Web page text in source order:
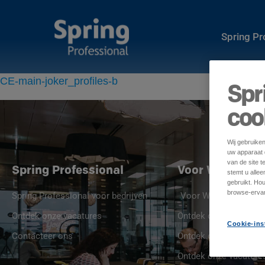
Spring
CE-main-joker_profiles-b
Spring Professional
Spring Professional voor bedrijven
Ontdek onze vacatures
Contacteer ons
Voor
Voor Werkgevers
Ontdek onze
Ontdek onze Spring
Ontdek onze
Wij
uw apparaat
van de site
stemt u
gebruikt.
browse-
Cookie-